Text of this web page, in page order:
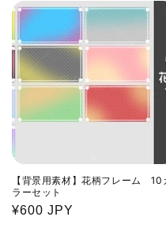
価
格
【背景用素材】花柄フレーム 10
ラーセット
通
¥600 JPY